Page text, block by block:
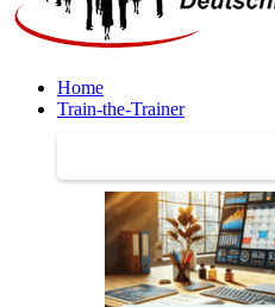
Home
Train-the-Trainer